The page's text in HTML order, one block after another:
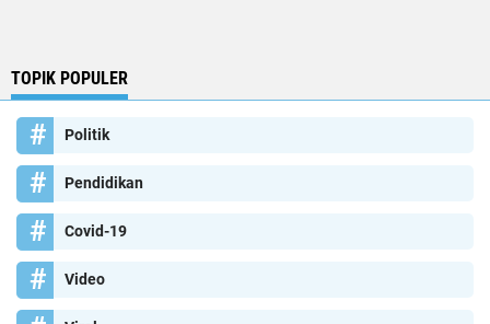
TOPIK POPULER
Politik
Pendidikan
Covid-19
Video